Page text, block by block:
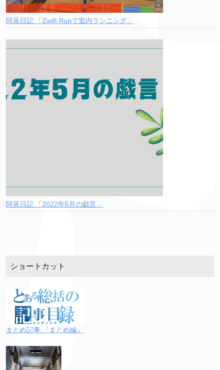
阿呆日記 「Zwift Runで室内ランニング」
阿呆日記 「2022年5月の戯言」
ショートカット
まとめ記事 『まとめ編』